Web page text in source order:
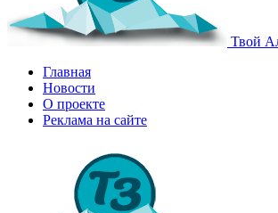
Твой
Главная
Новости
О проекте
Реклама на сайте